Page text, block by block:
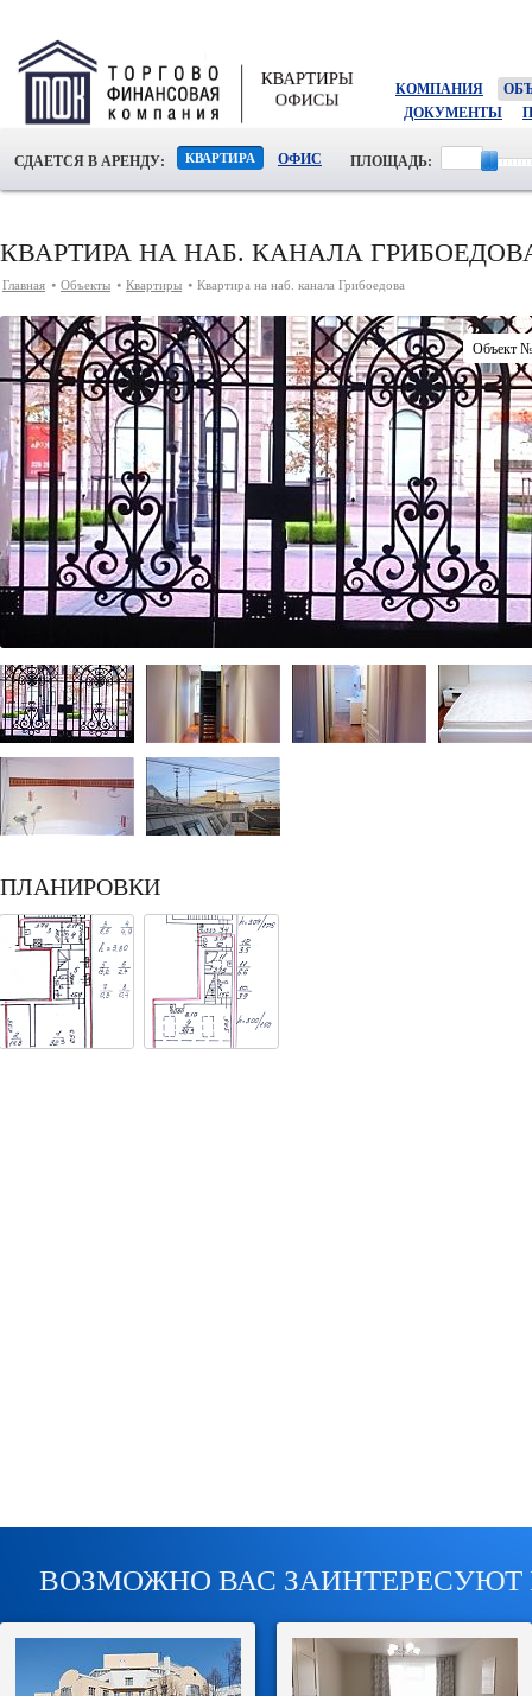
КОМПАНИЯ
ДОКУМЕНТЫ
ОФИС
КВАРТИРА
СДАЕТСЯ В АРЕНДУ: ПЛОЩАДЬ:
КВАРТИРА НА НАБ. КАНАЛА
Главная Объекты Квартиры Квартира на наб. канала Грибоедова
Объект
ПЛАНИРОВКИ
ВОЗМОЖНО ВАС